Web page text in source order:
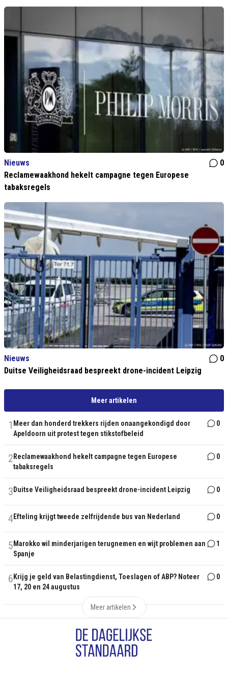
Nieuws
0
Reclamewaakhond hekelt campagne tegen Europese
tabaksregels
Nieuws
0
Duitse Veiligheidsraad bespreekt drone-incident Leipzig
Meer artikelen
1 Meer dan honderd trekkers rijden onaangekondigd door
Apeldoorn uit protest tegen stikstofbeleid
0
2 Reclamewaakhond hekelt campagne tegen Europese
tabaksregels
0
3 Duitse Veiligheidsraad bespreekt drone-incident Leipzig 0
4Efteling krijgt tweede zelfrijdende bus van Nederland 0
5 Marokko wil minderjarigen terugnemen en wijt problemen aan
Spanje
1
6 Krijg je geld van Belastingdienst, Toeslagen of ABP? Noteer
17, 20 en 24 augustus
0
Meer artikelen